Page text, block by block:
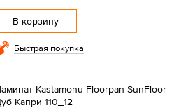
В корзину
Быстрая покупка
Kastamonu Floorpan SunFloor
Капри 110_12